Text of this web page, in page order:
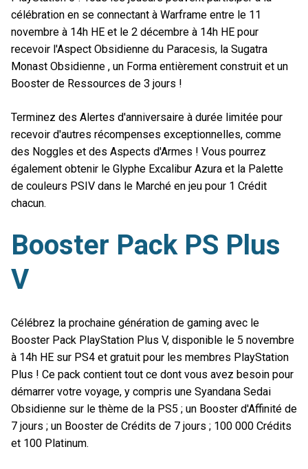
célébration en se connectant à Warframe entre le 11
novembre à 14h HE et le 2 décembre à 14h HE pour
recevoir l'Aspect Obsidienne du Paracesis, la Sugatra
Monast Obsidienne , un Forma entièrement construit et un
Booster de Ressources de 3 jours !
Terminez des Alertes d'anniversaire à durée limitée pour
recevoir d'autres récompenses exceptionnelles, comme
des Noggles et des Aspects d'Armes ! Vous pourrez
également obtenir le Glyphe Excalibur Azura et la Palette
de couleurs PSIV dans le Marché en jeu pour 1 Crédit
chacun.
Booster Pack PS Plus
V
Célébrez la prochaine génération de gaming avec le
Booster Pack PlayStation Plus V, disponible le 5 novembre
à 14h HE sur PS4 et gratuit pour les membres PlayStation
Plus ! Ce pack contient tout ce dont vous avez besoin pour
démarrer votre voyage, y compris une Syandana Sedai
Obsidienne sur le thème de la PS5 ; un Booster d'Affinité de
7 jours ; un Booster de Crédits de 7 jours ; 100 000 Crédits
et 100 Platinum.